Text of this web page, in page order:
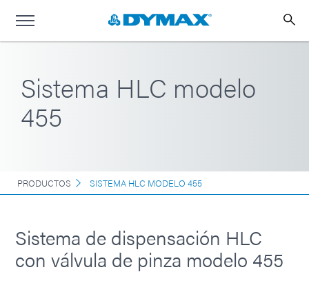
Sistema HLC modelo
455
PRODUCTOS SISTEMA HLC MODELO 455
Sistema de dispensación HLC
con válvula de pinza modelo 455